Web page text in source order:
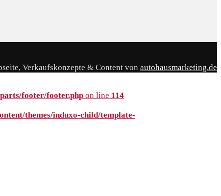
Verkaufskonzepte & Content von autohausmarketing.de
footer/footer.php on line 114
themes/induxo-child/template-